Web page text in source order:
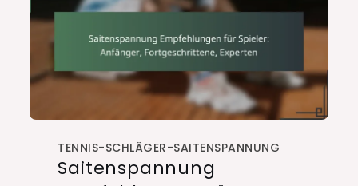
TENNIS-SCHLÄGER-SAITENSPANNUNG
Saitenspannung